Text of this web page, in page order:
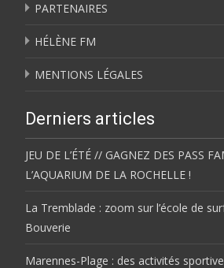
PARTENAIRES
HÉLÈNE FM
MENTIONS LÉGALES
Derniers articles
JEU DE L’ÉTÉ // GAGNEZ DES PASS
L’AQUARIUM DE LA ROCHELLE !
La Tremblade : zoom sur l’école de
Bouverie
Marennes-Plage : des activités